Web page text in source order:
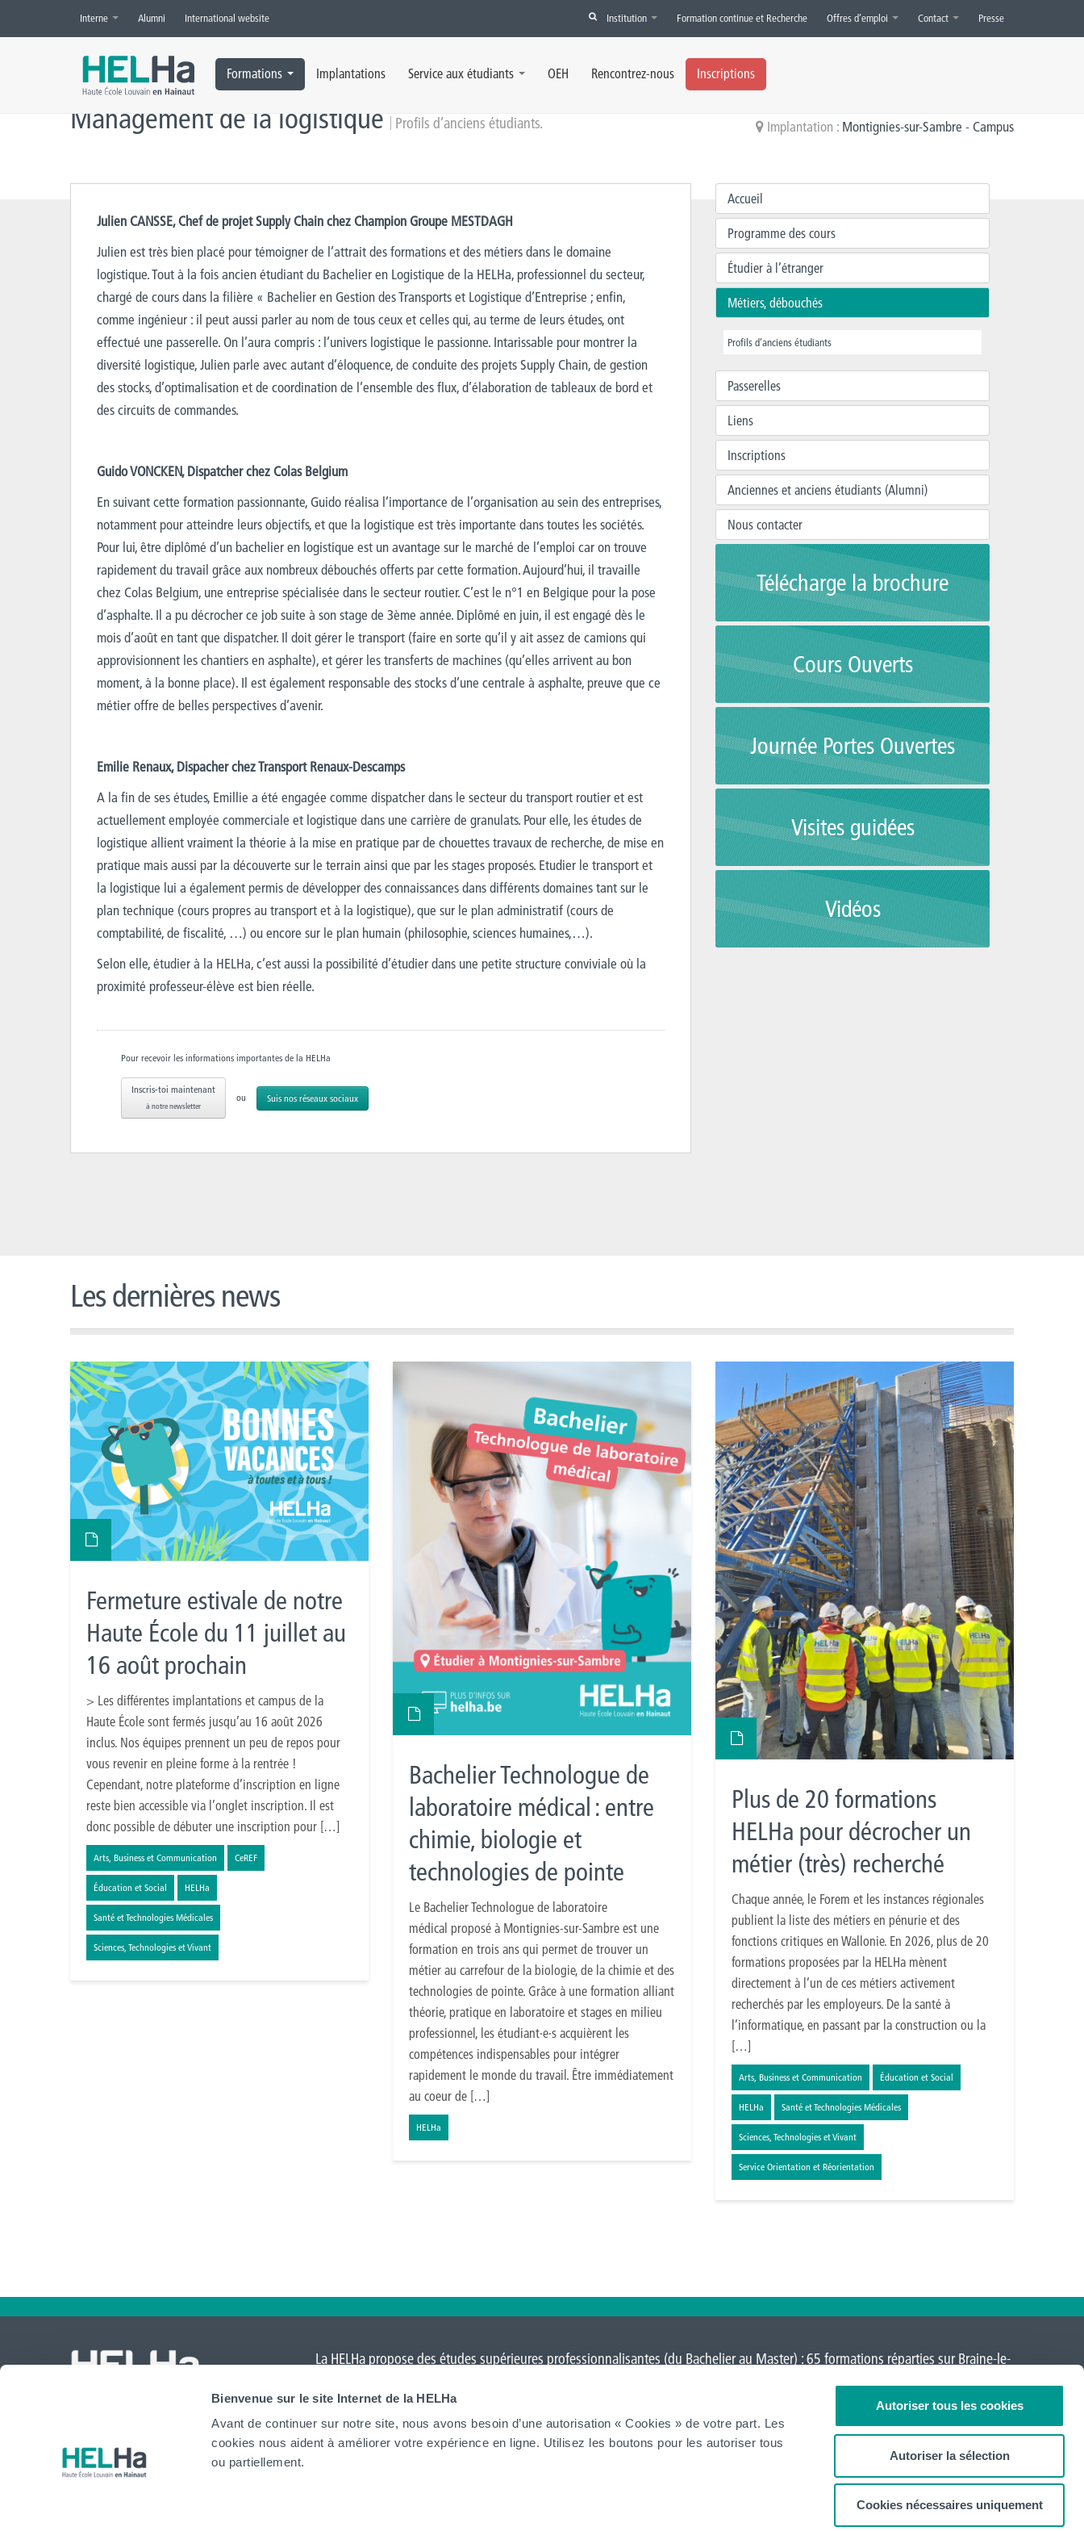
Bienvenue sur le site Internet de la HELHa
Avant de continuer sur notre site, nous avons besoin d’une autorisation « Cookies » de votre part. Les
cookies nous aident à améliorer votre expérience en ligne. Utilisez les boutons pour les autoriser tous
ou partiellement.
Autoriser tous les cookies
Autoriser la sélection
Cookies nécessaires uniquement
Interne Alumni International website Institution Formation continue et Recherche Offres d’emploi Contact Presse
Formations Implantations Service aux étudiants OEH Rencontrez-nous Inscriptions
Accueil » Management de la logistique » Profils d’anciens étudiants
Management de la logistique Profils d’anciens étudiants. Implantation : Montignies-sur-Sambre - Campus
Julien CANSSE, Chef de projet Supply Chain chez Champion Groupe MESTDAGH
Julien est très bien placé pour témoigner de l’attrait des formations et des métiers dans le domaine
logistique. Tout à la fois ancien étudiant du Bachelier en Logistique de la HELHa, professionnel du secteur,
chargé de cours dans la filière « Bachelier en Gestion des Transports et Logistique d’Entreprise ; enfin,
comme ingénieur : il peut aussi parler au nom de tous ceux et celles qui, au terme de leurs études, ont
effectué une passerelle. On l’aura compris : l’univers logistique le passionne. Intarissable pour montrer la
diversité logistique, Julien parle avec autant d’éloquence, de conduite des projets Supply Chain, de gestion
des stocks, d’optimalisation et de coordination de l’ensemble des flux, d’élaboration de tableaux de bord et
des circuits de commandes.
Guido VONCKEN, Dispatcher chez Colas Belgium
En suivant cette formation passionnante, Guido réalisa l’importance de l’organisation au sein des entreprises,
notamment pour atteindre leurs objectifs, et que la logistique est très importante dans toutes les sociétés.
Pour lui, être diplômé d’un bachelier en logistique est un avantage sur le marché de l’emploi car on trouve
rapidement du travail grâce aux nombreux débouchés offerts par cette formation. Aujourd’hui, il travaille
chez Colas Belgium, une entreprise spécialisée dans le secteur routier. C’est le n°1 en Belgique pour la pose
d’asphalte. Il a pu décrocher ce job suite à son stage de 3ème année. Diplômé en juin, il est engagé dès le
mois d’août en tant que dispatcher. Il doit gérer le transport (faire en sorte qu’il y ait assez de camions qui
approvisionnent les chantiers en asphalte), et gérer les transferts de machines (qu’elles arrivent au bon
moment, à la bonne place). Il est également responsable des stocks d’une centrale à asphalte, preuve que ce
métier offre de belles perspectives d’avenir.
Emilie Renaux, Dispacher chez Transport Renaux-Descamps
A la fin de ses études, Emillie a été engagée comme dispatcher dans le secteur du transport routier et est
actuellement employée commerciale et logistique dans une carrière de granulats. Pour elle, les études de
logistique allient vraiment la théorie à la mise en pratique par de chouettes travaux de recherche, de mise en
pratique mais aussi par la découverte sur le terrain ainsi que par les stages proposés. Etudier le transport et
la logistique lui a également permis de développer des connaissances dans différents domaines tant sur le
plan technique (cours propres au transport et à la logistique), que sur le plan administratif (cours de
comptabilité, de fiscalité, …) ou encore sur le plan humain (philosophie, sciences humaines,…).
Selon elle, étudier à la HELHa, c’est aussi la possibilité d’étudier dans une petite structure conviviale où la
proximité professeur-élève est bien réelle.
Pour recevoir les informations importantes de la HELHa
Inscris-toi maintenant
à notre newsletter
ou Suis nos réseaux sociaux
Accueil
Programme des cours
Étudier à l’étranger
Métiers, débouchés
Profils d’anciens étudiants
Passerelles
Liens
Inscriptions
Anciennes et anciens étudiants (Alumni)
Nous contacter
Télécharge la brochure
Cours Ouverts
Journée Portes Ouvertes
Visites guidées
Vidéos
Les dernières news
Fermeture estivale de notre
Haute École du 11 juillet au
16 août prochain
> Les différentes implantations et campus de la
Haute École sont fermés jusqu’au 16 août 2026
inclus. Nos équipes prennent un peu de repos pour
vous revenir en pleine forme à la rentrée !
Cependant, notre plateforme d’inscription en ligne
reste bien accessible via l’onglet inscription. Il est
donc possible de débuter une inscription pour […]
Arts, Business et Communication CeREF
Éducation et Social HELHa
Santé et Technologies Médicales
Sciences, Technologies et Vivant
Bachelier Technologue de
laboratoire médical : entre
chimie, biologie et
technologies de pointe
Le Bachelier Technologue de laboratoire
médical proposé à Montignies-sur-Sambre est une
formation en trois ans qui permet de trouver un
métier au carrefour de la biologie, de la chimie et des
technologies de pointe. Grâce à une formation alliant
théorie, pratique en laboratoire et stages en milieu
professionnel, les étudiant·e·s acquièrent les
compétences indispensables pour intégrer
rapidement le monde du travail. Être immédiatement
au coeur de […]
HELHa
Plus de 20 formations
HELHa pour décrocher un
métier (très) recherché
Chaque année, le Forem et les instances régionales
publient la liste des métiers en pénurie et des
fonctions critiques en Wallonie. En 2026, plus de 20
formations proposées par la HELHa mènent
directement à l’un de ces métiers activement
recherchés par les employeurs. De la santé à
l’informatique, en passant par la construction ou la
[…]
Arts, Business et Communication Éducation et Social
HELHa Santé et Technologies Médicales
Sciences, Technologies et Vivant
Service Orientation et Réorientation
website
La HELHa propose des études supérieures professionnalisantes (du Bachelier au Master) : 65 formations réparties surBraine-le-
Mouscronet Tournai (Frinoise
Tout voir
Newsletter